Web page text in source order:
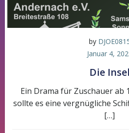
by
Januar 4,
Die Insel
Ein Drama für Zuschauer ab
sollte es eine vergnügliche
[…]